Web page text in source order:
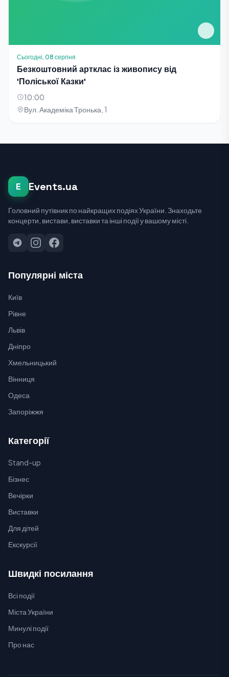
Сьогодні, 08 серпня
Безкоштовний артклас із живопису від
'Поліської Казки'
10:00
Вул. Академіка Тронька, 1
E Events.ua
Головний путівник по найкращих подіях України. Знаходьте
концерти, вистави, виставки та інші події у вашому місті.
Популярні міста
Київ
Рівне
Львів
Дніпро
Хмельницький
Вінниця
Одеса
Запоріжжя
Категорії
Stand-up
Бізнес
Вечірки
Виставки
Для дітей
Екскурсії
Швидкі посилання
Всі події
Міста України
Минулі події
Про нас